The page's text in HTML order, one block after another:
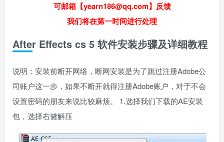
可邮箱【yearn186@qq.com】反馈
我们将在第一时间进行处理
After Effects cs 5 软件安装步骤及详细教程
说明：安装前断开网络，断网安装是为了跳过注册Adobe公
司账户这一步，如果不断开就得注册Adobe账户，对于不会
设置密码的朋友来说比较麻烦。 1.选择我们下载的AE安装
包，选择右健解压